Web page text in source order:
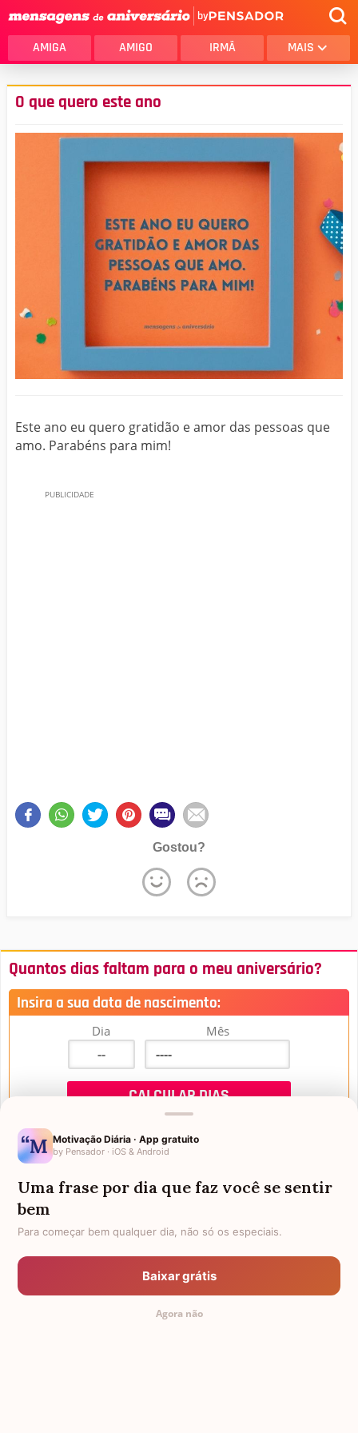
by
AMIGA AMIGO IRMÃ MAIS
O que quero este ano
Este ano eu quero gratidão e amor das pessoas que
amo. Parabéns para mim!
Gostou?
Quantos dias faltam para o meu aniversário?
Insira a sua data de nascimento:
Dia Mês
Mensagens de Aniversário
FALTAM 3 DIAS PARA O MEU
ANIVERSÁRIO
FRASES PARA IRMÃ MAIS VELHA
Motivação Diária · App gratuito
by Pensador · iOS & Android
Uma frase por dia que faz você se sentir
bem
Para começar bem qualquer dia, não só os especiais.
Baixar grátis
Agora não